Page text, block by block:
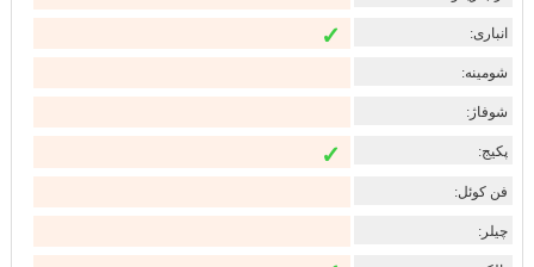
انباری: ✓
شومینه:
شوفاژ:
پکیج: ✓
فن کوئل:
چیلر: